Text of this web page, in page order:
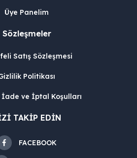
Üye Panelim
Sözleşmeler
Satış Sözleşmesi
Politikası
İade ve İptal Koşulları
TAKİP EDİN
FACEBOOK